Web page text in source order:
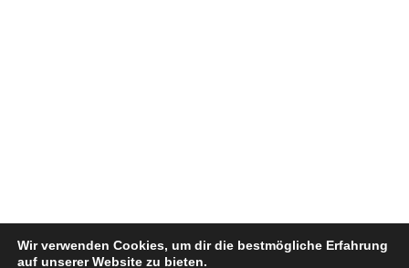
Wir verwenden Cookies, um dir die bestmögliche Erfahrung
auf unserer Website zu bieten.